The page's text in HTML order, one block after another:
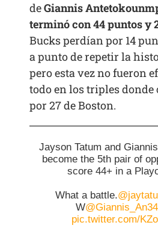
deGiannis
terminó con 44 puntos y
Bucks perdían por 14
a punto de repetir la
pero esta vez no fueron
todo en los triples
por 27 de Boston.
Jayson Tatum and
become the 5th pair of
score 44+ in a
What a battle.
W@Giannis_An34
pic.twitter.com/